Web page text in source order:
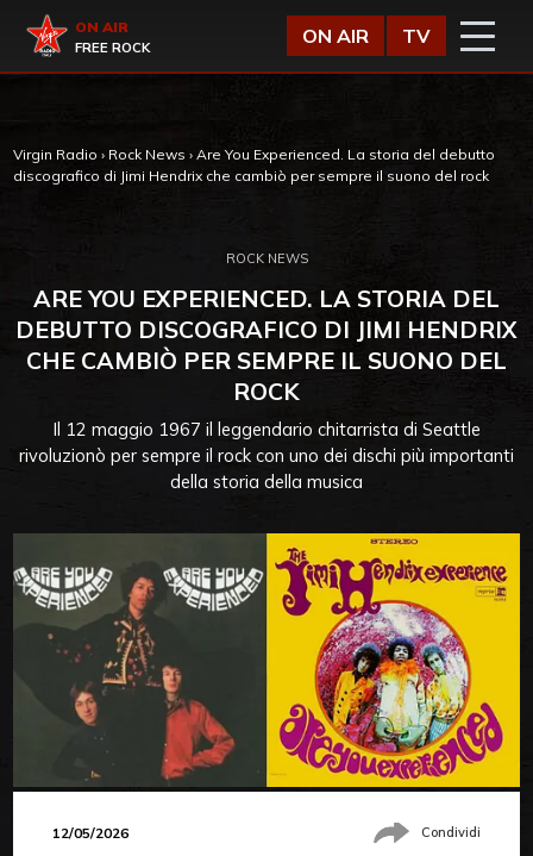
Virgin Radio
ON AIR
FREE ROCK
ON AIR TV
Virgin Radio › Rock News › Are You Experienced. La storia del debutto
discografico di Jimi Hendrix che cambiò per sempre il suono del rock
ROCK NEWS
ARE YOU EXPERIENCED. LA STORIA DEL
DEBUTTO DISCOGRAFICO DI JIMI HENDRIX
CHE CAMBIÒ PER SEMPRE IL SUONO DEL
ROCK
Il 12 maggio 1967 il leggendario chitarrista di Seattle
rivoluzionò per sempre il rock con uno dei dischi più importanti
della storia della musica
12/05/2026 Condividi